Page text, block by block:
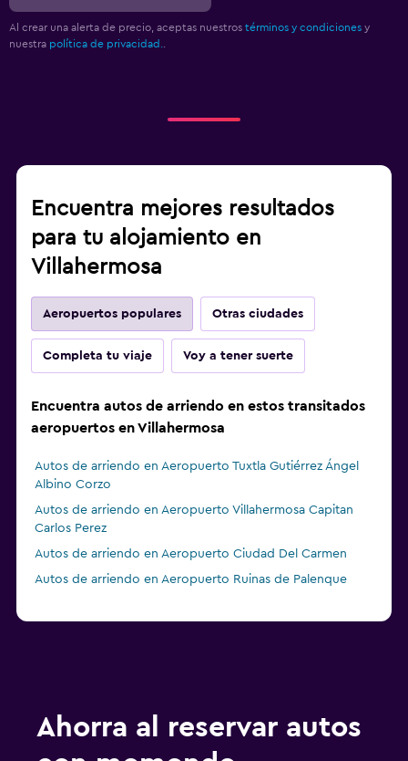
Al crear una alerta de precio, aceptas nuestros términos y condiciones y
nuestra política de privacidad..
Encuentra mejores resultados
para tu alojamiento en
Villahermosa
Aeropuertos populares Otras ciudades
Completa tu viaje Voy a tener suerte
Encuentra autos de arriendo en estos transitados
aeropuertos en Villahermosa
Autos de arriendo en Aeropuerto Tuxtla Gutiérrez Ángel
Albino Corzo
Autos de arriendo en Aeropuerto Villahermosa Capitan
Carlos Perez
Autos de arriendo en Aeropuerto Ciudad Del Carmen
Autos de arriendo en Aeropuerto Ruinas de Palenque
Ahorra al reservar autos